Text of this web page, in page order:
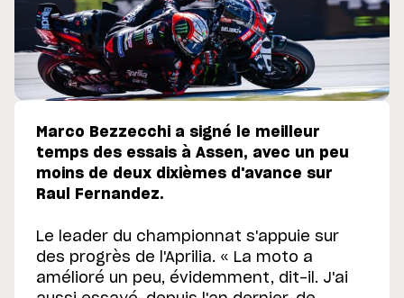
Marco Bezzecchi a signé le meilleur
temps des essais à Assen, avec un peu
moins de deux dixièmes d'avance sur
Raul Fernandez.
Le leader du championnat s'appuie sur
des progrès de l'Aprilia. « La moto a
amélioré un peu, évidemment, dit-il. J'ai